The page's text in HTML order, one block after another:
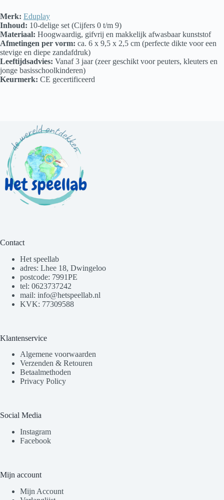
Merk: Eduplay
Inhoud: 10-delige set (Cijfers 0 t/m 9)
Materiaal: Hoogwaardig, gifvrij en makkelijk afwasbaar kunststof
Afmetingen per vorm: ca. 6 x 9,5 x 2,5 cm (perfecte dikte voor een
stevige en diepe zandafdruk)
Leeftijdsadvies: Vanaf 3 jaar (zeer geschikt voor peuters, kleuters en
jonge basisschoolkinderen)
Keurmerk: CE gecertificeerd
Contact
Het speellab
adres: Lhee 18, Dwingeloo
postcode: 7991PE
tel: 0623737242
mail: info@hetspeellab.nl
KVK: 77309588
Klantenservice
Algemene voorwaarden
Verzenden & Retouren
Betaalmethoden
Privacy Policy
Social Media
Instagram
Facebook
Mijn account
Mijn Account